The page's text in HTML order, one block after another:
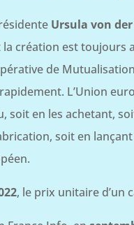
Ursula von der
création est toujours
de
L’Union
soit en les achetant,
soit en
, le prix unitaire d’un